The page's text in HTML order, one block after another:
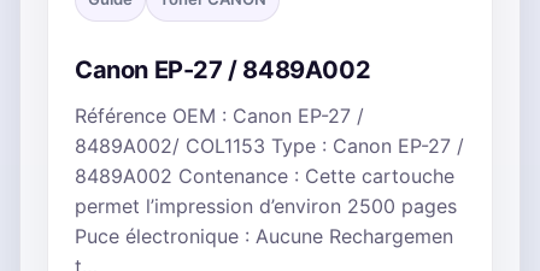
Canon EP-27 / 8489A002
Référence OEM : Canon EP-27 /
8489A002/ COL1153 Type : Canon EP-27 /
8489A002 Contenance : Cette cartouche
permet l’impression d’environ 2500 pages
Puce électronique : Aucune Rechargemen
t…